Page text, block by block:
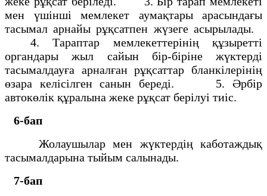
мен үшінші мемлекет аумақтары арасындағы
тасымал арнайы рұқсатпен жүзеге асырылады.
4. Тараптар мемлекеттерінің құзыретті
органдары жыл сайын бір-біріне жүктерді
тасымалдауға арналған рұқсаттар бланкілерінің
өзара келісілген санын береді. 5. Әрбір
автокөлік құралына жеке рұқсат берілуі тиіс.
6-бап
Жолаушылар мен жүктердің каботаждық
тасымалдарына тыйым салынады.
7-бап